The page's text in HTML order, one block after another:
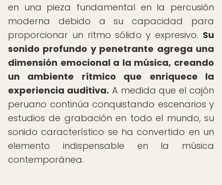
en una pieza fundamental en la percusión
moderna debido a su capacidad para
proporcionar un ritmo sólido y expresivo. Su
sonido profundo y penetrante agrega una
dimensión emocional a la música, creando
un ambiente rítmico que enriquece la
experiencia auditiva. A medida que el cajón
peruano continúa conquistando escenarios y
estudios de grabación en todo el mundo, su
sonido característico se ha convertido en un
elemento indispensable en la música
contemporánea.